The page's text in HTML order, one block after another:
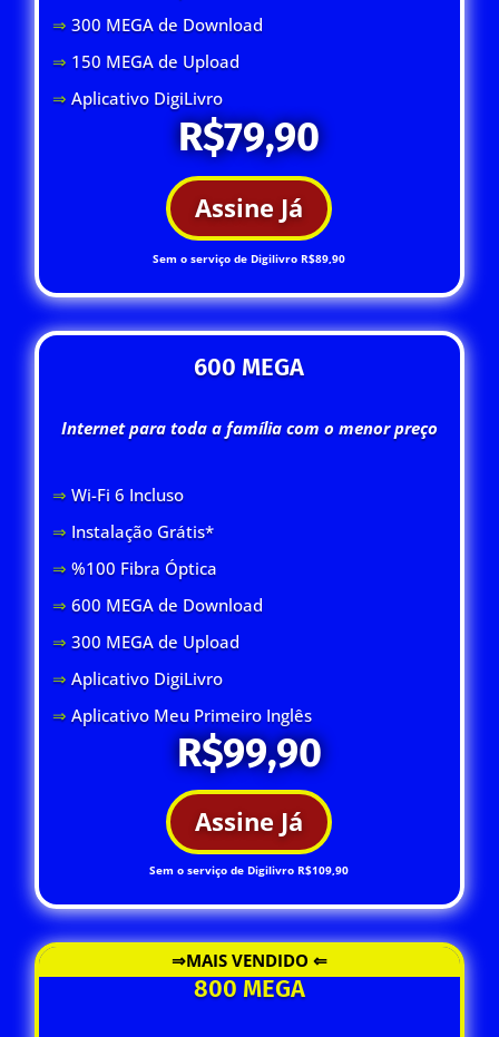
⇒ 300 MEGA de Download
⇒ 150 MEGA de Upload
⇒Aplicativo DigiLivro
R$79,90
Assine Já
Sem o serviço de Digilivro R$89,90
600 MEGA
Internet para toda a família com o menor preço
⇒ Wi-Fi 6 Incluso
⇒ Instalação Grátis*
⇒ %100 Fibra Óptica
⇒ 600 MEGA de Download
⇒300 MEGA de Upload
⇒Aplicativo DigiLivro
⇒Aplicativo Meu Primeiro Inglês
R$99,90
Assine Já
Sem o serviço de Digilivro R$109,90
⇒MAIS VENDIDO ⇐
800 MEGA